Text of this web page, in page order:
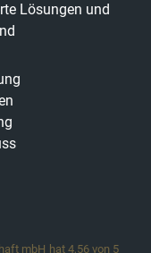
Lösungen und
mbH hat 4,56 von 5